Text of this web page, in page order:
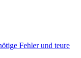
Fehler und teure